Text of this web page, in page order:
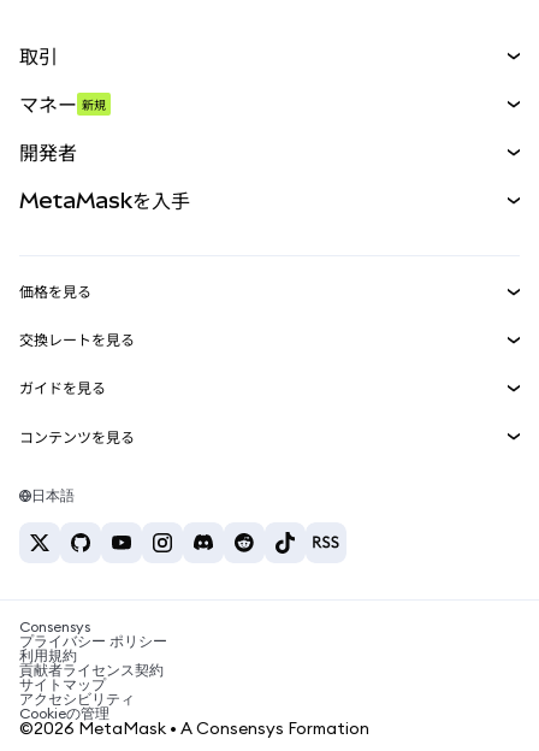
取引
パーペチュアル
RWA
マネー 新規
開発者
MetaMask Connect
Snaps
Web3サービス
MetaMaskを入手
セキュリティ
サポート
キャリア
お問い合わせ
価格を見る
イーサリアムの価格
Solanaの価格
Tetherの価格
交換レートを見る
ETH→USD
USDT→INR
BTC→INR
ETH→USDT
ガイドを見る
ETHの購入
USDTの購入
SHIBの購入
BNBの購入
コンテンツを見る
Solanaウォレット
税制関連ニュース
暗号資産の購入方法は？
ビットコインを売るには？
日本語
Consensys
プライバシー ポリシー
利用規約
貢献者ライセンス契約
サイトマップ
アクセシビリティ
Cookieの管理
©2026 MetaMask • A Consensys Formation